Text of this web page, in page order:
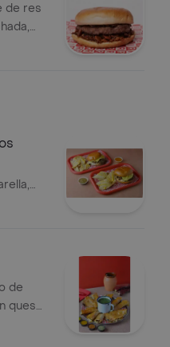
de res
de
queso